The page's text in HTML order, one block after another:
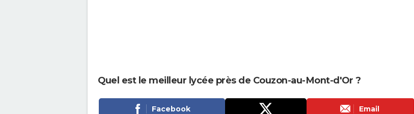
Quel est le meilleur lycée près de Couzon-au-Mont-d'Or ?
Facebook Email